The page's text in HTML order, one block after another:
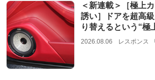
＜新連載＞［極上
誘い］ドアを超高
り替えるという“極
2026.08.06 レスポンス